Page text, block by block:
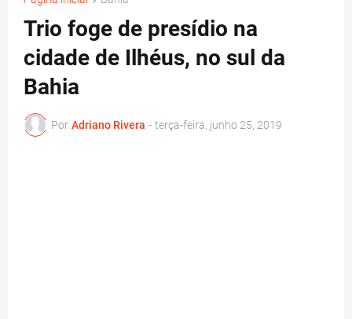
Trio foge de presídio na
cidade de Ilhéus, no sul da
Bahia
Por Adriano Rivera - terça-feira, junho 25, 2019